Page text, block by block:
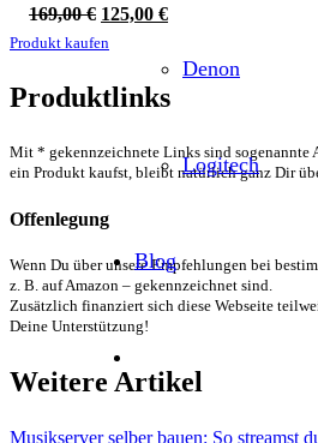
Denon
Logitech
Blog
169,00€ Ursprünglicher
war:
169,00 €
125,00 €Aktueller
125,00 €.
Produkt kaufen
Produktlinks
Mit * gekennzeichnete Links sind sogenannte
ein Produkt kaufst, bleibt natürlich ganz Dir
Offenlegung
Wenn Du über unsere Empfehlungen bei
z. B. auf Amazon – gekennzeichnet sind.
Zusätzlich finanziert sich diese Webseite
Deine Unterstützung!
Weitere Artikel
Musikserver selber bauen: So streamst